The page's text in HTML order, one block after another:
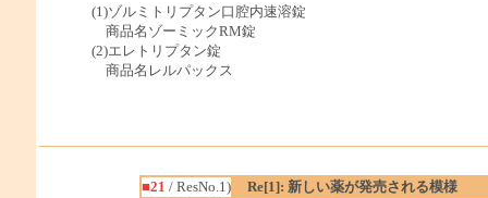
(1)ゾルミトリプタン口腔内速溶錠
商品名ゾーミックRM錠
(2)エレトリプタン錠
商品名レルパックス
■21 / ResNo.1)
Re[1]: 新しい薬が発売される模様